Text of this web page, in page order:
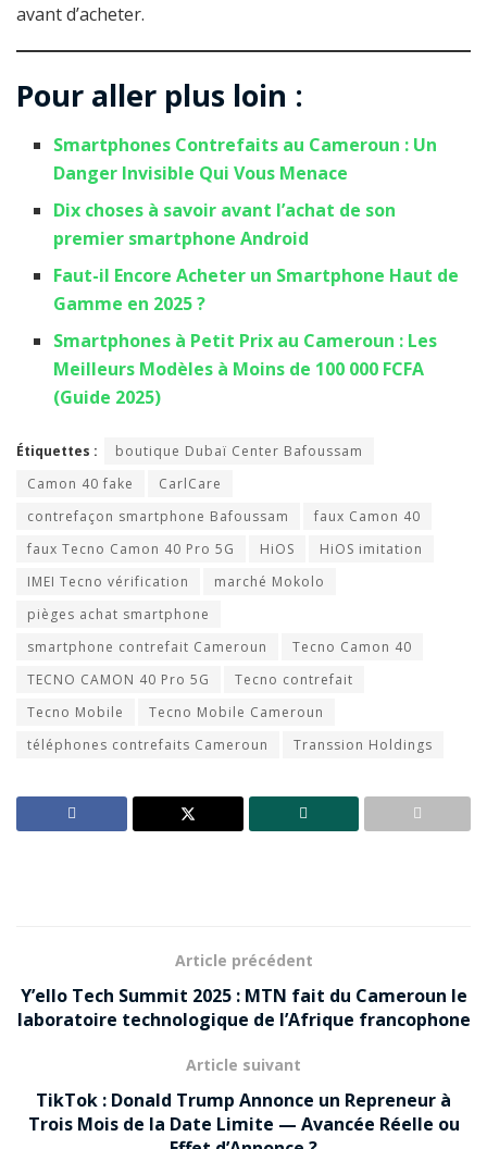
avant d’acheter.
Pour aller plus loin :
Smartphones Contrefaits au Cameroun : Un
Danger Invisible Qui Vous Menace
Dix choses à savoir avant l’achat de son
premier smartphone Android
Faut-il Encore Acheter un Smartphone Haut de
Gamme en 2025 ?
Smartphones à Petit Prix au Cameroun : Les
Meilleurs Modèles à Moins de 100 000 FCFA
(Guide 2025)
Étiquettes :
boutique Dubaï Center Bafoussam
Camon 40 fake
CarlCare
contrefaçon smartphone Bafoussam
faux Camon 40
faux Tecno Camon 40 Pro 5G
HiOS
HiOS imitation
IMEI Tecno vérification
marché Mokolo
pièges achat smartphone
smartphone contrefait Cameroun
Tecno Camon 40
TECNO CAMON 40 Pro 5G
Tecno contrefait
Tecno Mobile
Tecno Mobile Cameroun
téléphones contrefaits Cameroun
Transsion Holdings
Article précédent
Y’ello Tech Summit 2025 : MTN fait du Cameroun le
laboratoire technologique de l’Afrique francophone
Article suivant
TikTok : Donald Trump Annonce un Repreneur à
Trois Mois de la Date Limite — Avancée Réelle ou